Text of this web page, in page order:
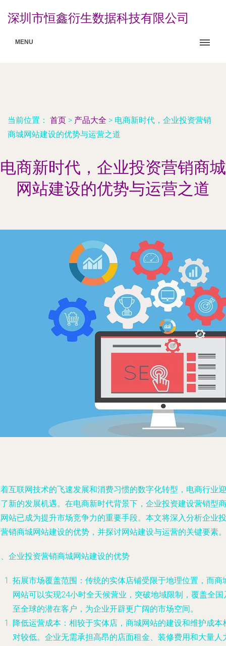
深圳市恒鑫衍生数据科技有限公司
MENU
当前位置： 首页 > 产品大全 > 电商新时代，企业投资营销
商城网站建设的优势与运营之道
电商新时代，企业投资营销商城
网站建设的优势与运营之道
互联网技术的飞速发展和消费习惯的数字化转型，电商行业迎
新的发展机遇。在电商新时代背景下，企业投资建设营销型商
站已成为提升市场竞争力的重要手段。本文将深入分析企业投
销商城网站建设的优势，并探讨网站建设与运营的关键要素。
企业投资营销商城网站建设的优势
拓展市场覆盖范围：传统的实体店铺受限于地理位置，而商
网站可以实现24小时全天候营业，突破地域限制，覆盖全国
至全球的潜在客户，为企业开辟更广阔的市场空间。
降低运营成本：相较于实体店，商城网站的建设和维护成本
对较低。企业无需承担高昂的店面租金、装修费用和大量人